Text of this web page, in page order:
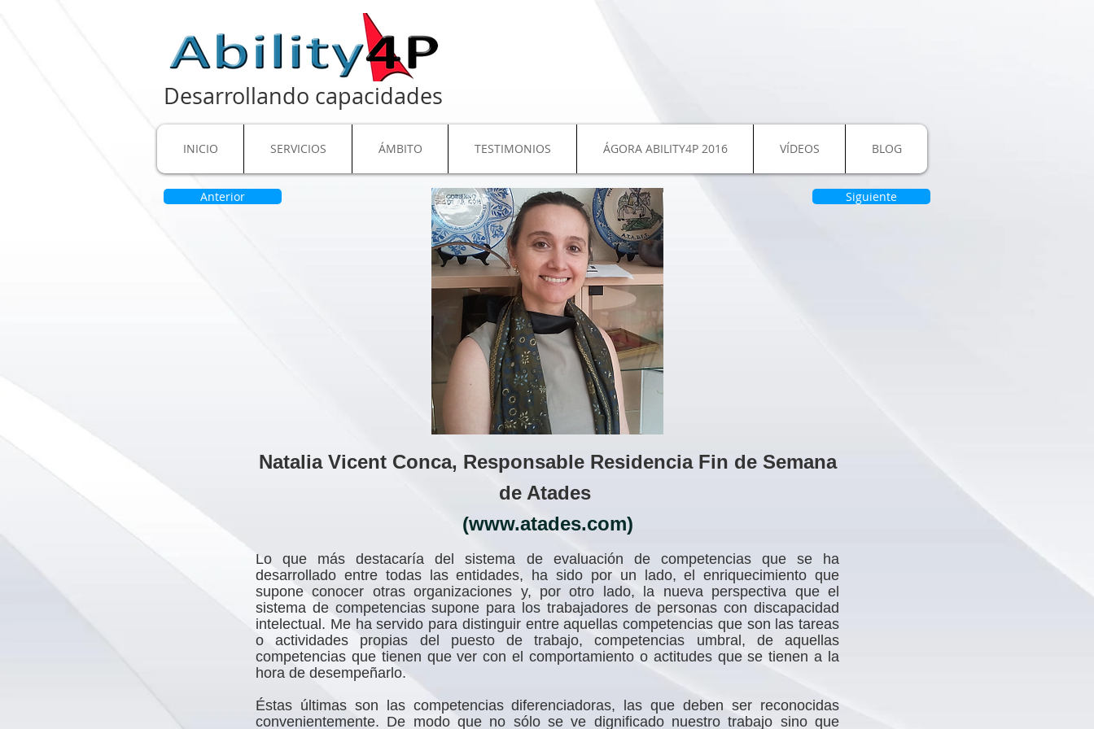
Desarrollando capacidades
INICIO SERVICIOS ÁMBITO TESTIMONIOS ÁGORA ABILITY4P 2016 VÍDEOS BLOG
Anterior Siguiente
Natalia Vicent Conca, Responsable Residencia Fin de Semana
de Atades
(www.atades.com)
Lo que más destacaría del sistema de evaluación de competencias que se ha
desarrollado entre todas las entidades, ha sido por un lado, el enriquecimiento que
supone conocer otras organizaciones y, por otro lado, la nueva perspectiva que el
sistema de competencias supone para los trabajadores de personas con discapacidad
intelectual. Me ha servido para distinguir entre aquellas competencias que son las tareas
o actividades propias del puesto de trabajo, competencias umbral, de aquellas
competencias que tienen que ver con el comportamiento o actitudes que se tienen a la
hora de desempeñarlo.
Éstas últimas son las competencias diferenciadoras, las que deben ser reconocidas
convenientemente. De modo que no sólo se ve dignificado nuestro trabajo sino que